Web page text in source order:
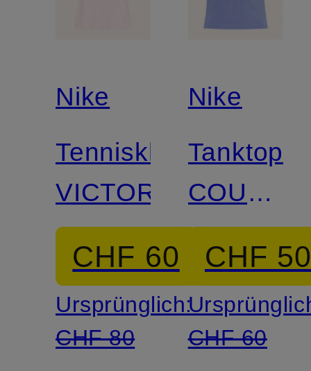
Nike
Tenniskleid
VICTORY
CHF 60
Ursprünglich:
CHF 80
Nike
Tanktop
COURT
CHF
CHF 60